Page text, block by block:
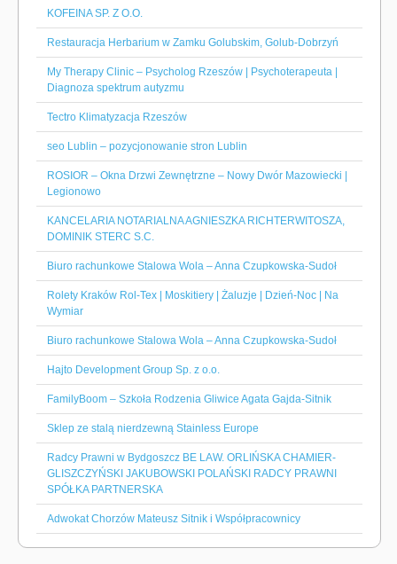
KOFEINA SP. Z O.O.
Restauracja Herbarium w Zamku Golubskim, Golub-Dobrzyń
My Therapy Clinic – Psycholog Rzeszów | Psychoterapeuta |
Diagnoza spektrum autyzmu
Tectro Klimatyzacja Rzeszów
seo Lublin – pozycjonowanie stron Lublin
ROSIOR – Okna Drzwi Zewnętrzne – Nowy Dwór Mazowiecki |
Legionowo
KANCELARIA NOTARIALNA AGNIESZKA RICHTERWITOSZA,
DOMINIK STERC S.C.
Biuro rachunkowe Stalowa Wola – Anna Czupkowska-Sudoł
Rolety Kraków Rol-Tex | Moskitiery | Żaluzje | Dzień-Noc | Na
Wymiar
Biuro rachunkowe Stalowa Wola – Anna Czupkowska-Sudoł
Hajto Development Group Sp. z o.o.
FamilyBoom – Szkoła Rodzenia Gliwice Agata Gajda-Sitnik
Sklep ze stalą nierdzewną Stainless Europe
Radcy Prawni w Bydgoszcz BE LAW. ORLIŃSKA CHAMIER-
GLISZCZYŃSKI JAKUBOWSKI POLAŃSKI RADCY PRAWNI
SPÓŁKA PARTNERSKA
Adwokat Chorzów Mateusz Sitnik i Współpracownicy